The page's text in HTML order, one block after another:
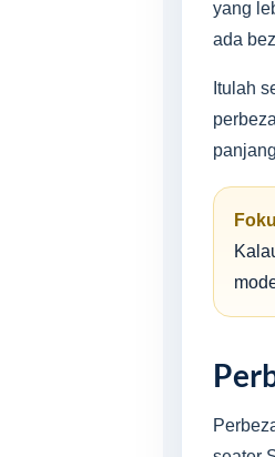
yang
ada
Itulah